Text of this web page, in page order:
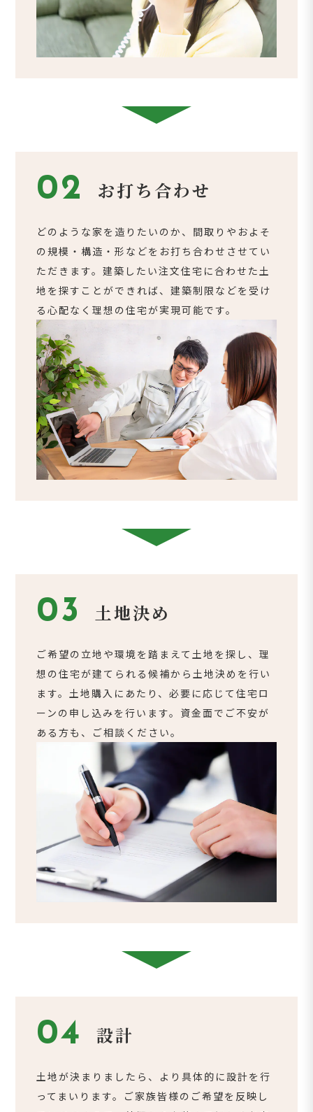
02 お打ち合わせ
どのような家を造りたいのか、間取りやおよそ
の規模・構造・形などをお打ち合わせさせてい
ただきます。建築したい注文住宅に合わせた土
地を探すことができれば、建築制限などを受け
る心配なく理想の住宅が実現可能です。
03 土地決め
ご希望の立地や環境を踏まえて土地を探し、理
想の住宅が建てられる候補から土地決めを行い
ます。土地購入にあたり、必要に応じて住宅ロ
ーンの申し込みを行います。資金面でご不安が
ある方も、ご相談ください。
04 設計
土地が決まりましたら、より具体的に設計を行
ってまいります。ご家族皆様のご希望を反映し